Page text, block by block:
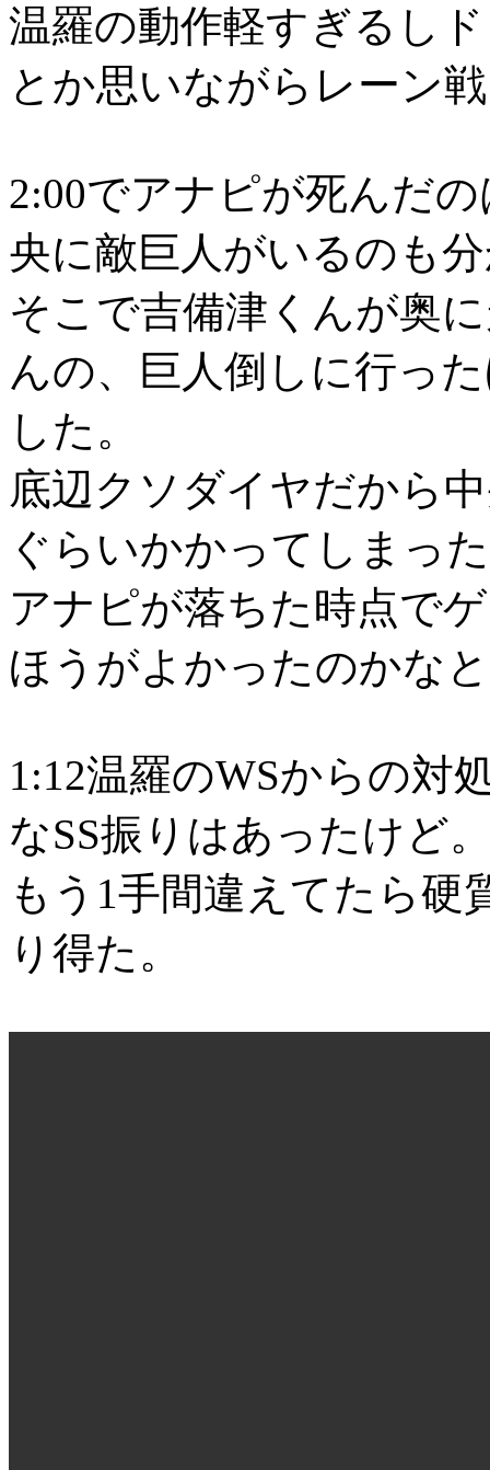
温羅の動作軽すぎるし
とか思いながらレーン
2:00でアナピが死んだ
央に敵巨人がいるのも
そこで吉備津くんが奥
んの、巨人倒しに行っ
した。
底辺クソダイヤだから
ぐらいかかってしまっ
アナピが落ちた時点で
ほうがよかったのかな
1:12温羅のWSからの対
なSS振りはあったけど
もう1手間違えてたら硬
り得た。